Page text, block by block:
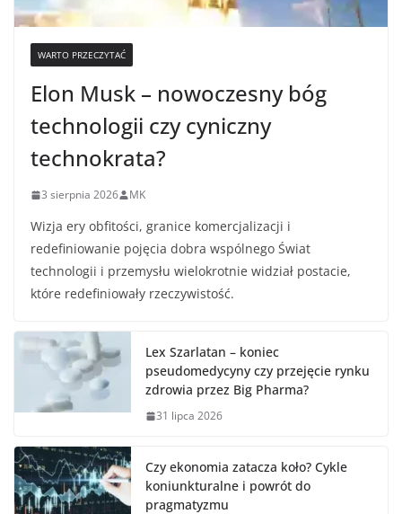
WARTO PRZECZYTAĆ
Elon Musk – nowoczesny bóg
technologii czy cyniczny
technokrata?
3 sierpnia 2026 MK
Wizja ery obfitości, granice komercjalizacji i
redefiniowanie pojęcia dobra wspólnego Świat
technologii i przemysłu wielokrotnie widział postacie,
które redefiniowały rzeczywistość.
Lex Szarlatan – koniec
pseudomedycyny czy przejęcie rynku
zdrowia przez Big Pharma?
31 lipca 2026
Czy ekonomia zatacza koło? Cykle
koniunkturalne i powrót do
pragmatyzmu